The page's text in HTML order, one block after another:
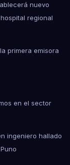
nuevo
regional
primera emisora
en el sector
ingeniero hallado